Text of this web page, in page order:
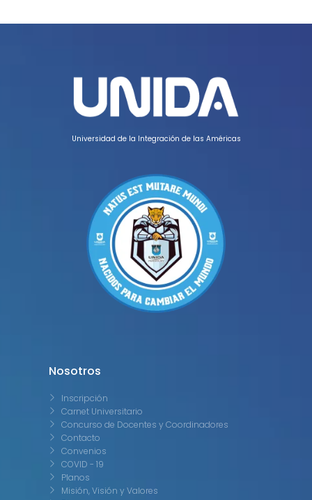
Universidad de la Integración de las Américas
Nosotros
Inscripción
Carnet Universitario
Concurso de Docentes y Coordinadores
Contacto
Convenios
COVID - 19
Planos
Misión, Visión y Valores